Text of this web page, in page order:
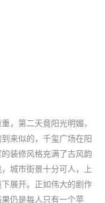
，第二天竟阳光明媚，
来似的，千玺广场在阳
装修风格充满了古风韵
城市街景十分可人，上
展开。正如伟大的剧作
仍是每人只有一个苹